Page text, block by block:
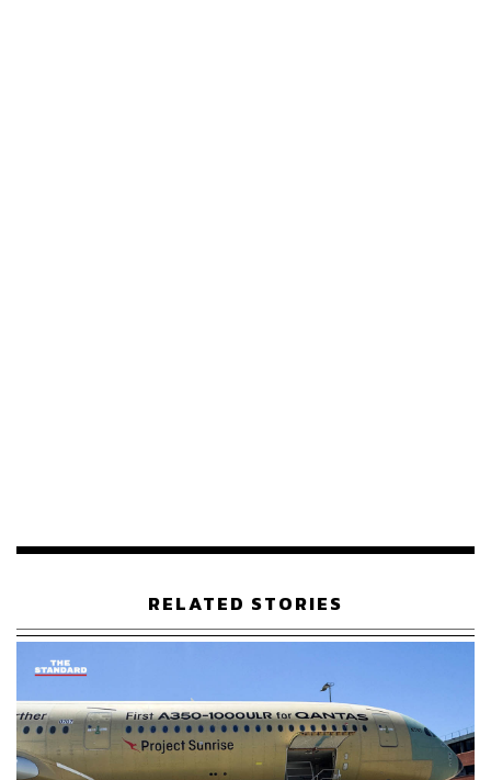
ก่อนอนุมัติ ทางหน่วยงานกำกับดูแลของสหราชอาณาจักรได้
วิเคราะห์แง่มุมต่างๆ ของเที่ยวบินที่วางแผนไว้ รวมถึงการ
ทดสอบภาคพื้นดินกับ Rolls-Royce บนเครื่องยนต์ Trent
1000 ที่ทำงานบน SAF 100% ซึ่งโครงการริเริ่มนี้ได้รับทุน
บางส่วนจากรัฐบาลสหราชอาณาจักร โดยมีเป้าหมายเพื่อ
ทดสอบและจัดแสดงความเป็นไปได้ในการขับเคลื่อนเครื่อง
RELATED STORIES